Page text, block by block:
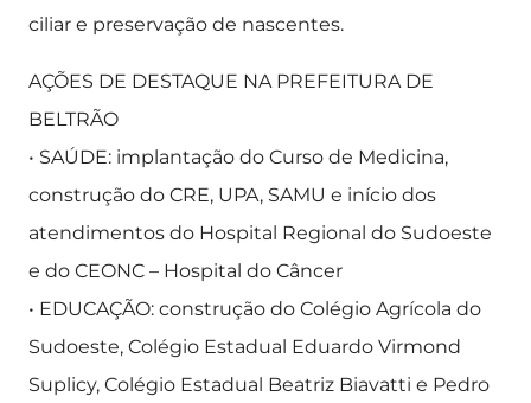
ciliar e preservação de nascentes.
AÇÕES DE DESTAQUE NA PREFEITURA DE
BELTRÃO
• SAÚDE: implantação do Curso de Medicina,
construção do CRE, UPA, SAMU e início dos
atendimentos do Hospital Regional do Sudoeste
e do CEONC – Hospital do Câncer
• EDUCAÇÃO: construção do Colégio Agrícola do
Sudoeste, Colégio Estadual Eduardo Virmond
Suplicy, Colégio Estadual Beatriz Biavatti e Pedro